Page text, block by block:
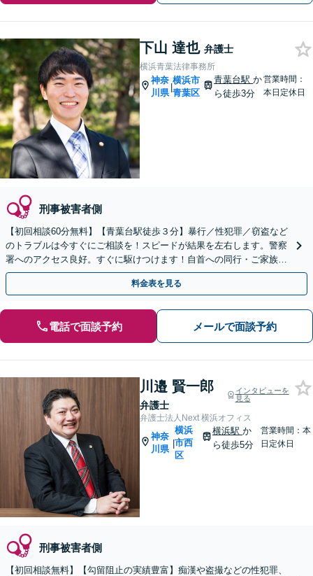
下山 達也 弁護士
横浜青葉法律事務所
神奈
川県
|
横浜市
青葉区
青葉台駅か
ら徒歩3分
営業時間：
本日定休日
刑事被害者側
【初回相談60分無料】【青葉台駅徒歩３分】暴行／性犯罪／窃盗など
のトラブルは今すぐにご相談を！スピードが結果を左右します。警察
署へのアクセス良好。すぐに駆けつけます！自首への同行・ご家族の
サポートもお任せ【夜間・土日相談可】
料金表を見る
電話で面談予約 メールで面談予約
川邉 賢一郎
弁護士
インタビューを
見る
弁護士法人Next 横浜オフィス
神奈
川県
|
横浜
市西
区
横浜駅 か
ら徒歩5分
営業時間：本
日定休日
刑事被害者側
【初回相談無料】【勾留阻止の実績豊富】痴漢や盗撮などの性犯罪、